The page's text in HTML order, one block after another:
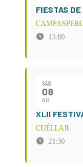
FIESTAS
13:00
SÁB
08
AG
XLII
CUÉLLAR
21:30